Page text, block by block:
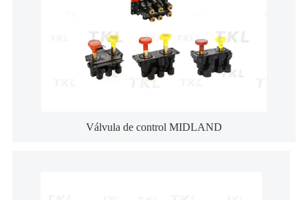
Válvula de control MIDLAND